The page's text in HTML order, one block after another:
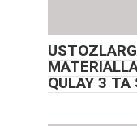
QULAY 3 TA